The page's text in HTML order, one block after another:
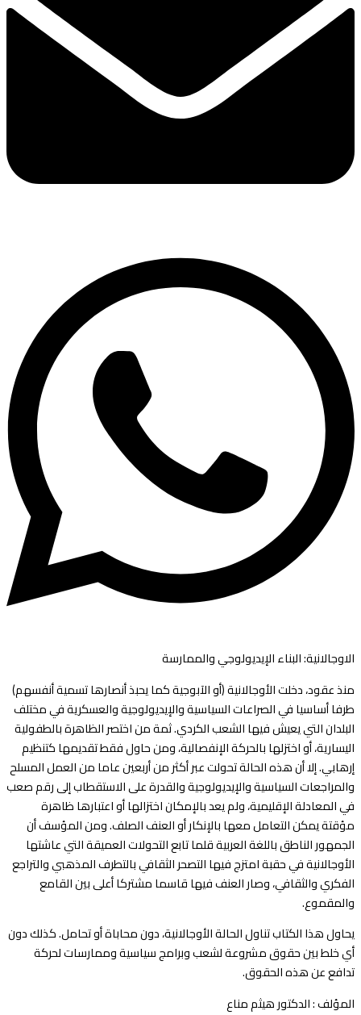
الاوجالانية: البناء الإيديولوجي والممارسة
منذ عقود، دخلت الأوجالانية (أو الآبوجية كما يحبذ أنصارها تسمية أنفسهم)
طرفا أساسيا في الصراعات السياسية والإيديولوجية والعسكرية في مختلف
البلدان التي يعيش فيها الشعب الكردي. ثمة من اختصر الظاهرة بالطفولية
اليسارية، أو اختزلها بالحركة الإنفصالية، ومن حاول فقط تقديمها كتنظيم
إرهابي. إلا أن هذه الحالة تحولت عبر أكثر من أربعين عاما من العمل المسلح
والمراجعات السياسية والإيديولوجية والقدرة على الاستقطاب إلى رقم صعب
في المعادلة الإقليمية، ولم يعد بالإمكان اختزالها أو اعتبارها ظاهرة
مؤقتة يمكن التعامل معها بالإنكار أو العنف الصلف. ومن المؤسف أن
الجمهور الناطق باللغة العربية قلما تابع التحولات العميقة التي عاشتها
الأوجالانية في حقبة امتزج فيها التصحر الثقافي بالتطرف المذهبي والتراجع
الفكري والثقافي، وصار العنف فيها قاسما مشتركا أعلى بين القامع
والمقموع.
يحاول هذا الكتاب تناول الحالة الأوجالانية، دون محاباة أو تحامل. كذلك دون
أي خلط بين حقوق مشروعة لشعب وبرامج سياسية وممارسات لحركة
تدافع عن هذه الحقوق.
المؤلف : الدكتور هيثم مناع